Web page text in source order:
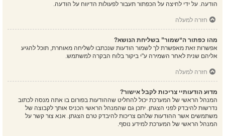
הודעה. על ידי לחיצה על הכפתור תעבור לפעולות הדיווח על הודעה.
חזרה למעלה
מהו כפתור ה“שמור” בשליחת הנושא?
אפשרות זאת מאפשרת לך לשמור הודעות שנכתבו לשליחה מאוחרת, תוכל להגיע
אליהם שנית לאחר השמירה ע"י ביקור בלוח הבקרה למשתמש.
חזרה למעלה
מדוע הודעותיי צריכות לקבל אישור?
המנהל הראשי של המערכת יכול להחליט שההודעות בפורום בו אתה מנסה לכתוב
נדרשות להיבדק לפני הצגתן. יתכן גם שהמנהל הראשי הכניס אותך לקבוצה של
משתמשים אשר ההודעות שלהם צריכות להיבדק טרם הצגתן. אנא צור קשר על
המנהל הראשי של המערכת למידע נוסף.